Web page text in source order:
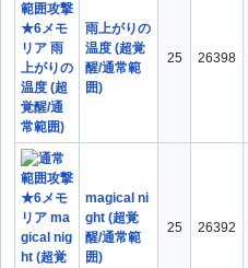
雨上がりの
温度 (超覚
醒/通常範
囲)
25 26398
magical ni
ght (超覚
醒/通常範
囲)
25 26392